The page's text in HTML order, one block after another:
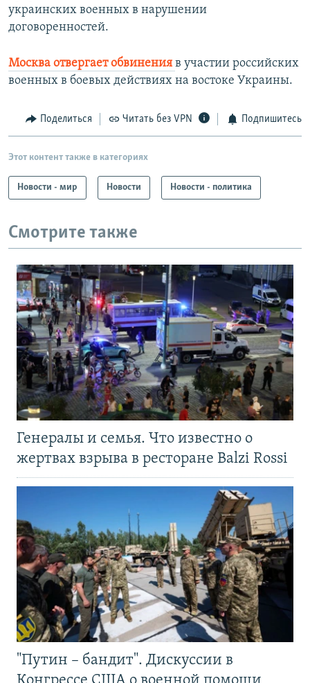
украинских военных в нарушении
договоренностей.
Москва отвергает обвинения в участии российских
военных в боевых действиях на востоке Украины.
Поделиться Читать без VPN Подпишитесь
Этот контент также в категориях
Новости - мир Новости Новости - политика
Смотрите также
Генералы и семья. Что известно о
жертвах взрыва в ресторане Balzi Rossi
"Путин – бандит". Дискуссии в